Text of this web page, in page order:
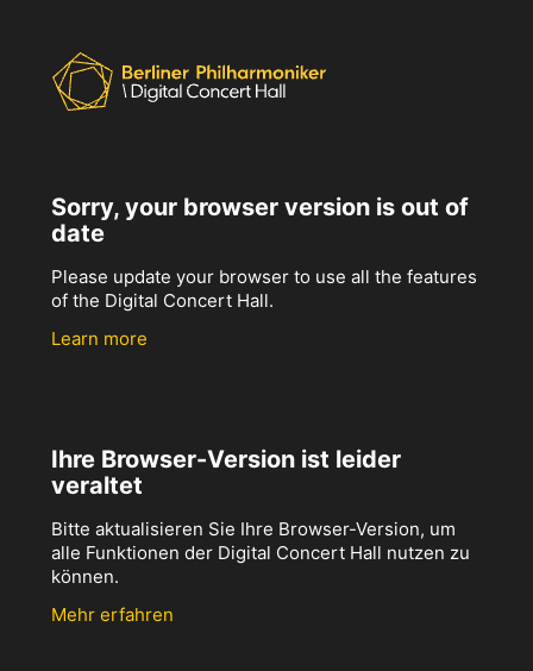
Sorry, your browser version is out of
date
Please update your browser to use all the features
of the Digital Concert Hall.
Learn more
Ihre Browser-Version ist leider
veraltet
Bitte aktualisieren Sie Ihre Browser-Version, um
alle Funktionen der Digital Concert Hall nutzen zu
können.
Mehr erfahren